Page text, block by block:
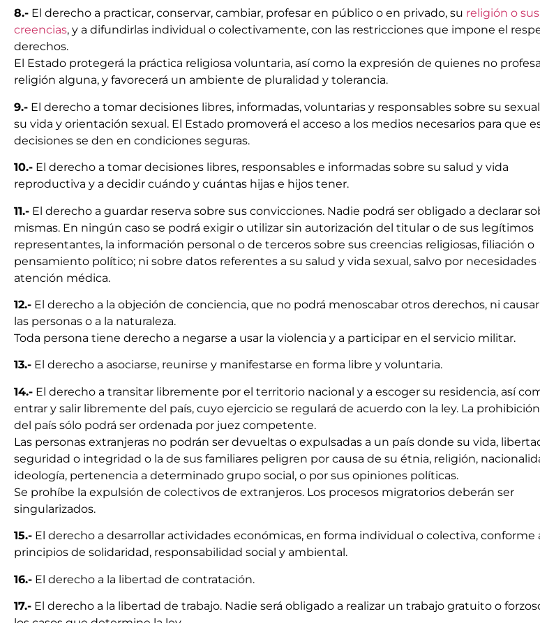
8.- El derecho a practicar, conservar, cambiar, profesar en público o en privado, su religión o sus
creencias, y a difundirlas individual o colectivamente, con las restricciones que impone el
derechos.
El Estado protegerá la práctica religiosa voluntaria, así como la expresión de quienes no
religión alguna, y favorecerá un ambiente de pluralidad y tolerancia.
9.- El derecho a tomar decisiones libres, informadas, voluntarias y responsables sobre su
su vida y orientación sexual. El Estado promoverá el acceso a los medios necesarios para que
decisiones se den en condiciones seguras.
10.- El derecho a tomar decisiones libres, responsables e informadas sobre su salud y vida
reproductiva y a decidir cuándo y cuántas hijas e hijos tener.
11.- El derecho a guardar reserva sobre sus convicciones. Nadie podrá ser obligado a declarar
mismas. En ningún caso se podrá exigir o utilizar sin autorización del titular o de sus legítimos
representantes, la información personal o de terceros sobre sus creencias religiosas, filiación o
pensamiento político; ni sobre datos referentes a su salud y vida sexual, salvo por necesidades
atención médica.
12.- El derecho a la objeción de conciencia, que no podrá menoscabar otros derechos, ni
las personas o a la naturaleza.
Toda persona tiene derecho a negarse a usar la violencia y a participar en el servicio militar.
13.- El derecho a asociarse, reunirse y manifestarse en forma libre y voluntaria.
14.- El derecho a transitar libremente por el territorio nacional y a escoger su residencia, así
entrar y salir libremente del país, cuyo ejercicio se regulará de acuerdo con la ley. La
del país sólo podrá ser ordenada por juez competente.
Las personas extranjeras no podrán ser devueltas o expulsadas a un país donde su vida,
seguridad o integridad o la de sus familiares peligren por causa de su étnia, religión,
ideología, pertenencia a determinado grupo social, o por sus opiniones políticas.
Se prohíbe la expulsión de colectivos de extranjeros. Los procesos migratorios deberán ser
singularizados.
15.- El derecho a desarrollar actividades económicas, en forma individual o colectiva, conforme
principios de solidaridad, responsabilidad social y ambiental.
16.- El derecho a la libertad de contratación.
17.- El derecho a la libertad de trabajo. Nadie será obligado a realizar un trabajo gratuito o